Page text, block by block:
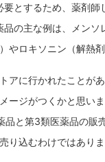
要とするため、薬剤師
品の主な例は、メンソ
やロキソニン（解熱剤
アに行かれたことが
ージがつくかと思い
品と第3類医薬品の販
り込むわけではありま